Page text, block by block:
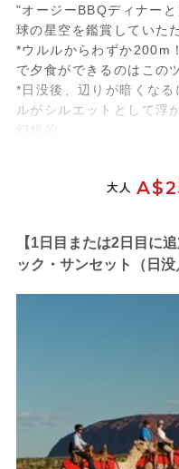
"オージーBBQディナー
球の星空を鑑賞していた
*ウルルからわずか200m
で夕食ができるのはこの
*日没後、辺りが暗くな
ルがシルエットとして浮
幻想的。
大人
【1日目または2日目に
ック・サンセット（日没